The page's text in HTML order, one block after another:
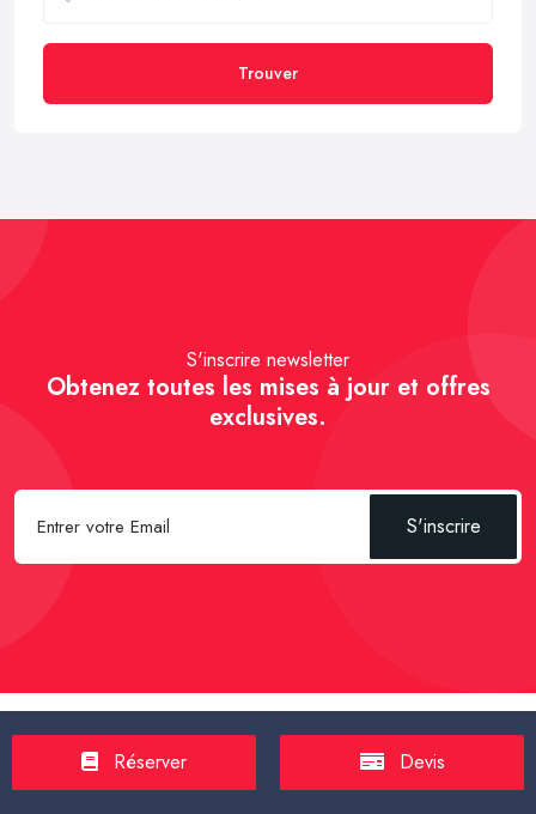
Trouver
S'inscrire newsletter
Obtenez toutes les mises à jour et offres
exclusives.
S'inscrire
Spécial Passager : -Réserver un Taxi
Réserver Devis